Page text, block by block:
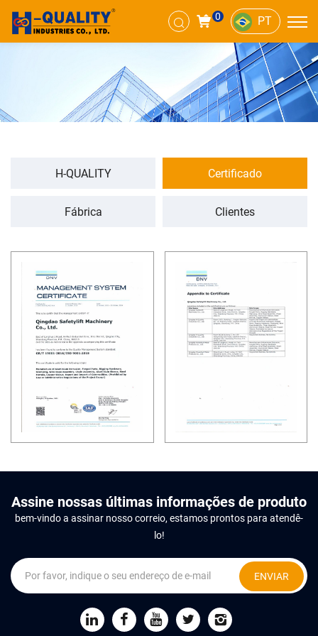
0 PT
H-QUALITY Certificado
Fábrica Clientes
Assine nossas últimas informações de produto
bem-vindo a assinar nosso correio, estamos prontos para atendê-
lo!
ENVIAR